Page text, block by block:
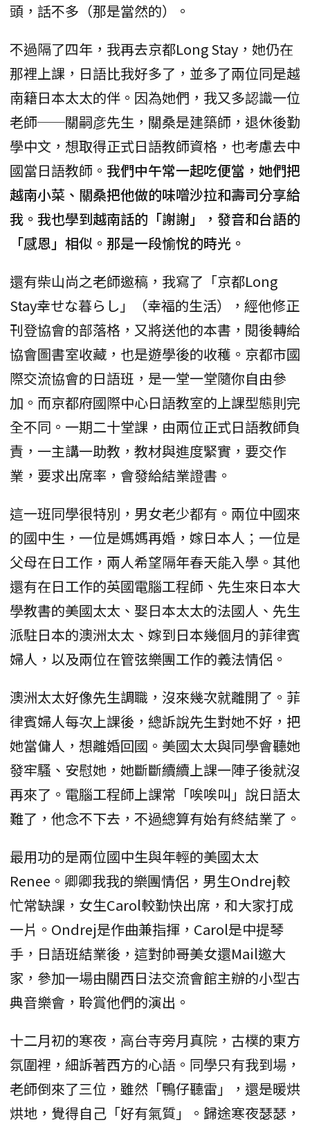
頭，話不多（那是當然的）。
不過隔了四年，我再去京都Long Stay，她仍在
那裡上課，日語比我好多了，並多了兩位同是越
南籍日本太太的伴。因為她們，我又多認識一位
老師──關嗣彦先生，關桑是建築師，退休後勤
學中文，想取得正式日語教師資格，也考慮去中
國當日語教師。 我們中午常一起吃便當，她們把
越南小菜、關桑把他做的味噌沙拉和壽司分享給
我。我也學到越南話的「謝謝」，發音和台語的
「感恩」相似。那是一段愉悅的時光。
還有柴山尚之老師邀稿，我寫了「京都Long
Stay幸せな暮らし」（幸福的生活），經他修正
刊登協會的部落格，又將送他的本書，閱後轉給
協會圖書室收藏，也是遊學後的收穫。京都市國
際交流協會的日語班，是一堂一堂隨你自由參
加。而京都府國際中心日語教室的上課型態則完
全不同。一期二十堂課，由兩位正式日語教師負
責，一主講一助教，教材與進度緊實，要交作
業，要求出席率，會發給結業證書。
這一班同學很特別，男女老少都有。兩位中國來
的國中生，一位是媽媽再婚，嫁日本人；一位是
父母在日工作，兩人希望隔年春天能入學。其他
還有在日工作的英國電腦工程師、先生來日本大
學教書的美國太太、娶日本太太的法國人、先生
派駐日本的澳洲太太、嫁到日本幾個月的菲律賓
婦人，以及兩位在管弦樂團工作的義法情侶。
澳洲太太好像先生調職，沒來幾次就離開了。菲
律賓婦人每次上課後，總訴說先生對她不好，把
她當傭人，想離婚回國。美國太太與同學會聽她
發牢騷、安慰她，她斷斷續續上課一陣子後就沒
再來了。電腦工程師上課常「唉唉叫」說日語太
難了，他念不下去，不過總算有始有終結業了。
最用功的是兩位國中生與年輕的美國太太
Renee。卿卿我我的樂團情侶，男生Ondrej較
忙常缺課，女生Carol較勤快出席，和大家打成
一片。Ondrej是作曲兼指揮，Carol是中提琴
手，日語班結業後，這對帥哥美女還Mail邀大
家，參加一場由關西日法交流會館主辦的小型古
典音樂會，聆賞他們的演出。
十二月初的寒夜，高台寺旁月真院，古樸的東方
氛圍裡，細訴著西方的心語。同學只有我到場，
老師倒來了三位，雖然「鴨仔聽雷」，還是暖烘
烘地，覺得自己「好有氣質」。歸途寒夜瑟瑟，